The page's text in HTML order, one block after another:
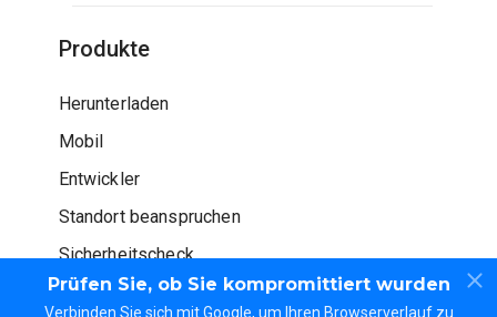
Prüfen Sie, ob Sie kompromittiert wurden
Verbinden Sie sich mit Google, um Ihren Browserverlauf zu
Produkte
Herunterladen
Mobil
Entwickler
Standort beanspruchen
Sicherheitscheck